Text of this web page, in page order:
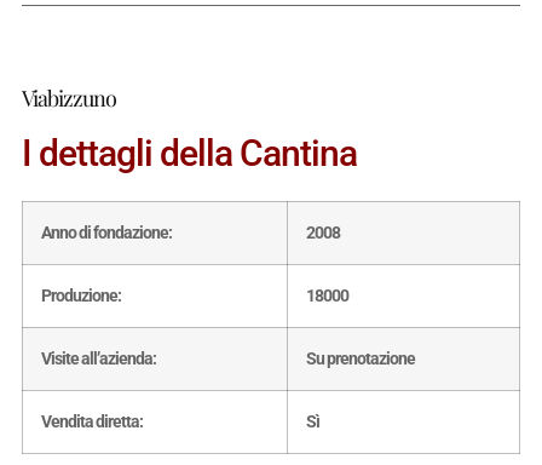
Viabizzuno
I dettagli della Cantina
Anno di fondazione: 2008
Produzione: 18000
Visite all’azienda: Su prenotazione
Vendita diretta: Sì